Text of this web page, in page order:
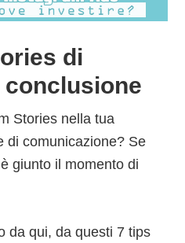
di
Stories nella tua
di comunicazione? Se
giunto il momento di
da qui, da questi 7 tips